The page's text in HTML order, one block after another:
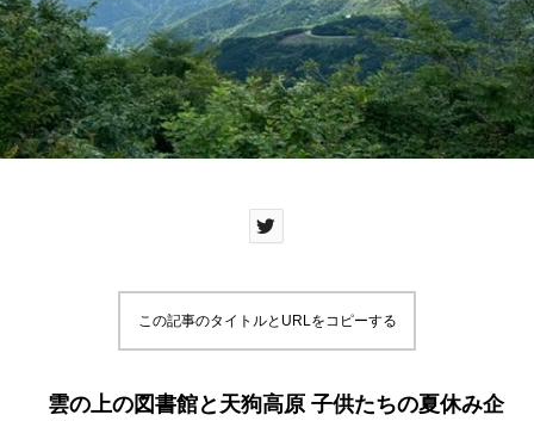
この記事のタイトルとURLをコピーする
雲の上の図書館と天狗高原 子供たちの夏休み企